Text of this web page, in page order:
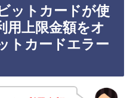
ットカードが使
用上限金額をオ
トカードエラー